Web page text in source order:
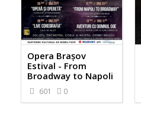
Opera Brașov
Estival - From
Broadway to Napoli
601 0